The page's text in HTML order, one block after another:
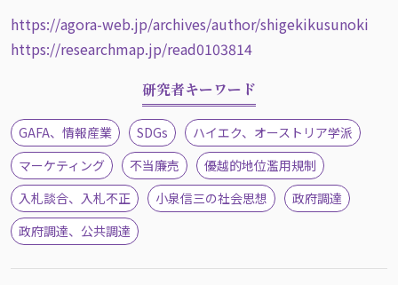
https://agora-web.jp/archives/author/shigekikusunoki
https://researchmap.jp/read0103814
研究者キーワード
GAFA、情報産業 SDGs
ハイエク、オーストリア学派
マーケティング
不当廉売
優越的地位濫用規制
入札談合、入札不正
小泉信三の社会思想
政府調達
政府調達、公共調達